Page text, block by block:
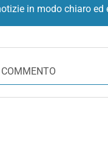
in modo chiaro ed